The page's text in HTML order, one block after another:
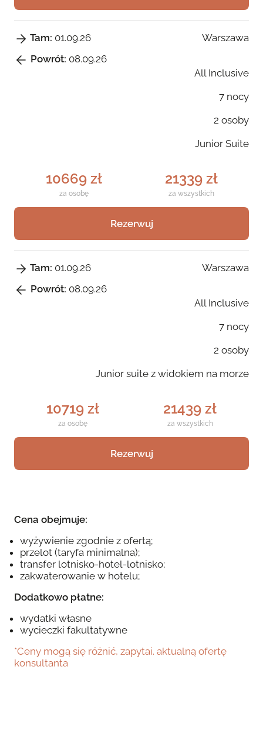
Tam: 01.09.26
Powrót: 08.09.26
Warszawa
7 nocy
All Inclusive
Junior Suite
2 osoby
10669 zł
za osobę
21339 zł
za wszystkich
Rezerwuj
Tam: 01.09.26
Powrót: 08.09.26
Warszawa
7 nocy
All Inclusive
Junior suite z widokiem na morze
2 osoby
10719 zł
za osobę
21439 zł
za wszystkich
Rezerwuj
Cena obejmuje:
wyżywienie zgodnie z ofertą;
przelot (taryfa minimalna);
transfer lotnisko-hotel-lotnisko;
zakwaterowanie w hotelu;
Dodatkowo płatne:
wydatki własne
wycieczki fakultatywne
*Ceny mogą się różnić, zapytai. aktualną ofertę
konsultanta